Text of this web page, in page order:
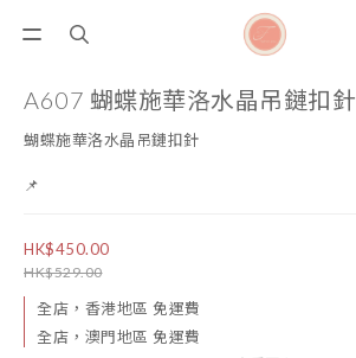
A607 蝴蝶施華洛水晶吊鏈扣針
蝴蝶施華洛水晶吊鏈扣針
📌
HK$450.00
HK$529.00
全店，香港地區 免運費
全店，澳門地區 免運費